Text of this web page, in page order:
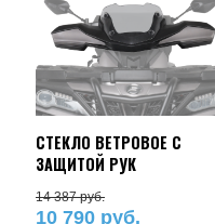
CТЕКЛО ВЕТРОВОЕ С
ЗАЩИТОЙ РУК
14 387руб.Первоначальная
цена
10 790 руб.